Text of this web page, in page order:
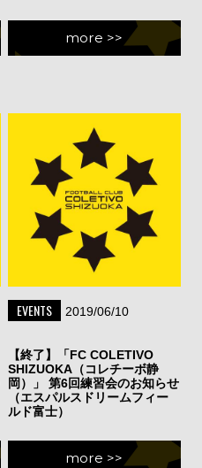
more >>
EVENTS 2019/06/10
【終了】「FC COLETIVO
SHIZUOKA（コレチーボ静
岡）」 第6回練習会のお知らせ
（エスパルスドリームフィー
ルド富士）
more >>